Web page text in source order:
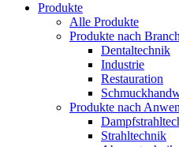
Produkte
Alle Produkte
Produkte nach
Dentaltechnik
Industrie
Restauration
Produkte nach
Strahltechnik